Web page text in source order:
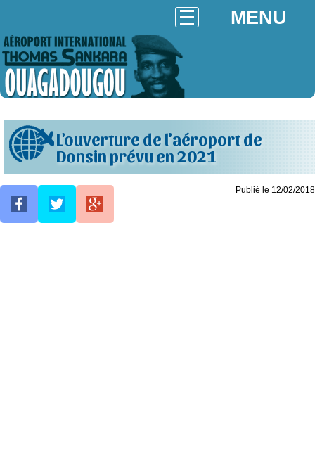
MENU
L'ouverture de l'aéroport de
Donsin prévu en 2021
Publié le 12/02/2018